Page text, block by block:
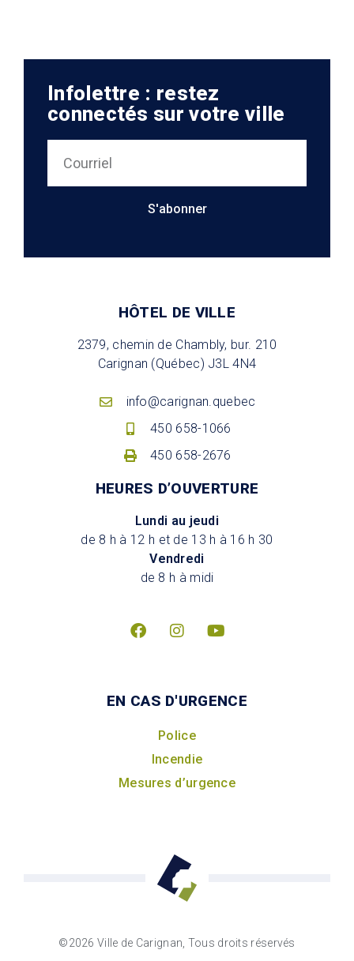
Infolettre : restez
connectés sur votre ville
S'abonner
HÔTEL DE VILLE
2379, chemin de Chambly, bur. 210
Carignan (Québec) J3L 4N4
info@carignan.quebec
450 658-1066
450 658-2676
HEURES D’OUVERTURE
Lundi au jeudi
de 8 h à 12 h et de 13 h à 16 h 30
Vendredi
de 8 h à midi
EN CAS D'URGENCE
Police
Incendie
Mesures d’urgence
©2026 Ville de Carignan, Tous droits réservés